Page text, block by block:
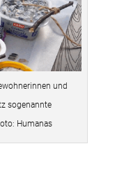
und
sogenannte
Humanas